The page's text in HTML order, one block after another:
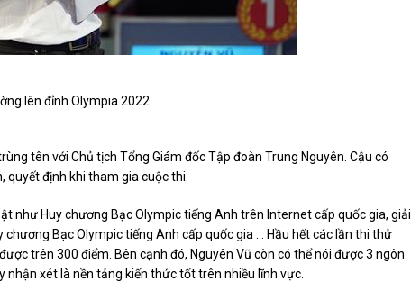
lên đỉnh Olympia 2022
tên với Chủ tịch Tổng Giám đốc Tập đoàn Trung Nguyên. Cậu có
quyết định khi tham gia cuộc thi.
như Huy chương Bạc Olympic tiếng Anh trên Internet cấp quốc gia, giải
chương Bạc Olympic tiếng Anh cấp quốc gia … Hầu hết các lần thi thử
trên 300 điểm. Bên cạnh đó, Nguyên Vũ còn có thể nói được 3 ngôn
nhận xét là nền tảng kiến ​​thức tốt trên nhiều lĩnh vực.